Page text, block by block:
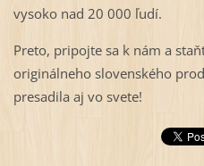
vysoko nad 20 000 ľudí.
Preto, pripojte sa k nám a
originálneho slovenského
presadila aj vo svete!